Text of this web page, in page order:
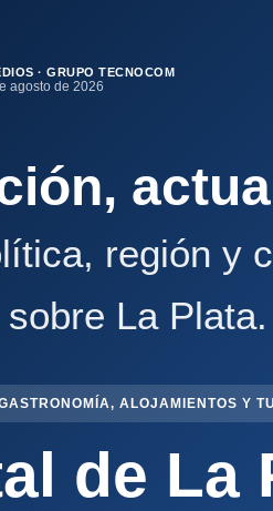
· GRUPO TECNOCOM
agosto de 2026
región y
La Plata.
ALOJAMIENTOS Y
de La